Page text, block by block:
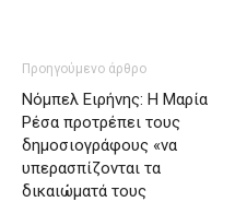
Προηγούμενο άρθρο
Νόμπελ Ειρήνης: Η Μαρία
Ρέσα προτρέπει τους
δημοσιογράφους «να
υπερασπίζονται τα
δικαιώματά τους